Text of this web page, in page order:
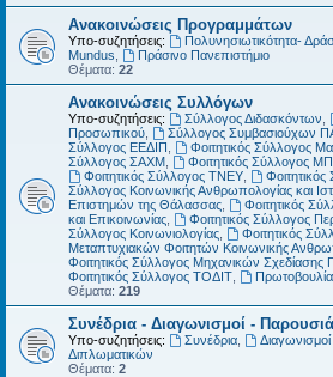
Ανακοινώσεις Προγραμμάτων
Υπο-συζητήσεις: Πολυνησιωτικότητα-
Mundus
Πράσινο Πανεπιστήμιο
Θέματα: 22
Ανακοινώσεις Συλλόγων
Υπο-συζητήσεις: Σύλλογος Διδασκόντων
Προσωπικού
Σύλλογος Συμβασιούχων
Σύλλογος ΕΕΔΙΠ
Φοιτητικός Σύλλογος
Σύλλογος ΣΑΧΜ
Φοιτητικός Σύλλογος
Φοιτητικός Σύλλογος ΤΝΕΥ,
Σύλλογος Κοινωνικής Ανθρωπολογίας και
Επιστημών της Θάλασσας
Φοιτητικός
και Επικοινωνίας
Φοιτητικός Σύλλογος
Σύλλογος Κοινωνιολογίας
Φοιτητικός
Μεταπτυχιακών Φοιτητών Κοινωνικής
Φοιτητικός Σύλλογος Μηχανικών
Φοιτητικός Σύλλογος ΤΟΔΙΤ
Θέματα: 219
Συνέδρια - Διαγωνισμοί -
Υπο-συζητήσεις: Συνέδρια,
Διπλωματικών
Θέματα: 2